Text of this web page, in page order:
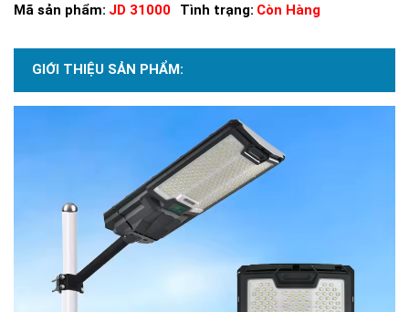
Mã sản phẩm: JD 31000 Tình trạng: Còn Hàng
GIỚI THIỆU SẢN PHẨM: